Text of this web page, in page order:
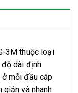
3M thuộc loại
dài định
mỗi đầu cáp
và nhanh